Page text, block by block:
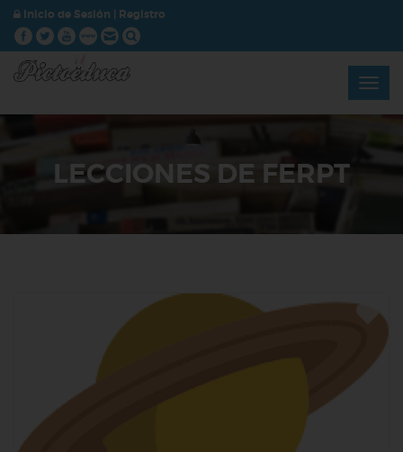
Inicio de Sesión Registro
LECCIONES DE FERPT